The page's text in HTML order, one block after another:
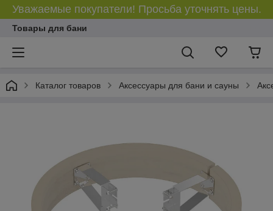
Уважаемые покупатели! Просьба уточнять цены.
Товары для бани
Каталог товаров Аксессуары для бани и сауны